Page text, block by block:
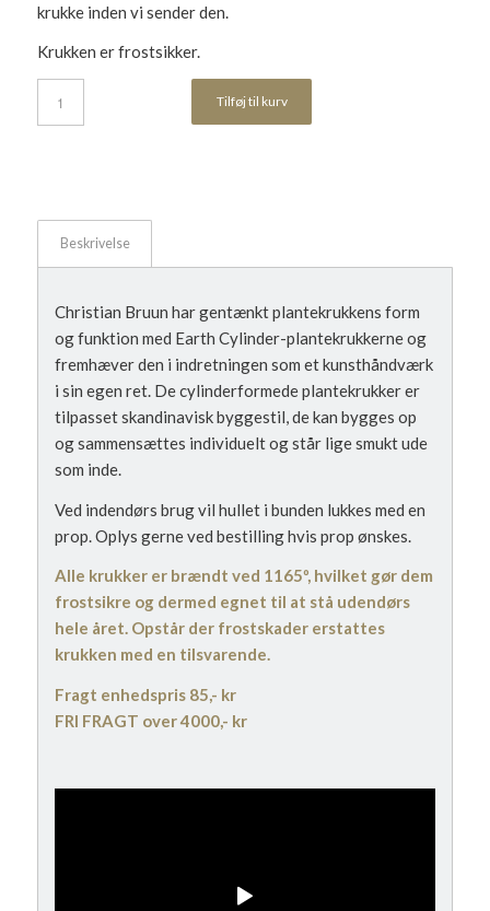
krukke inden vi sender den.
Krukken er frostsikker.
Tilføj til kurv
Beskrivelse
Christian Bruun har gentænkt plantekrukkens form
og funktion med Earth Cylinder-plantekrukkerne og
fremhæver den i indretningen som et kunsthåndværk
i sin egen ret. De cylinderformede plantekrukker er
tilpasset skandinavisk byggestil, de kan bygges op
og sammensættes individuelt og står lige smukt ude
som inde.
Ved indendørs brug vil hullet i bunden lukkes med en
prop. Oplys gerne ved bestilling hvis prop ønskes.
Alle krukker er brændt ved 1165º, hvilket gør dem
frostsikre og dermed egnet til at stå udendørs
hele året. Opstår der frostskader erstattes
krukken med en tilsvarende.
Fragt enhedspris 85,- kr
FRI FRAGT over 4000,- kr